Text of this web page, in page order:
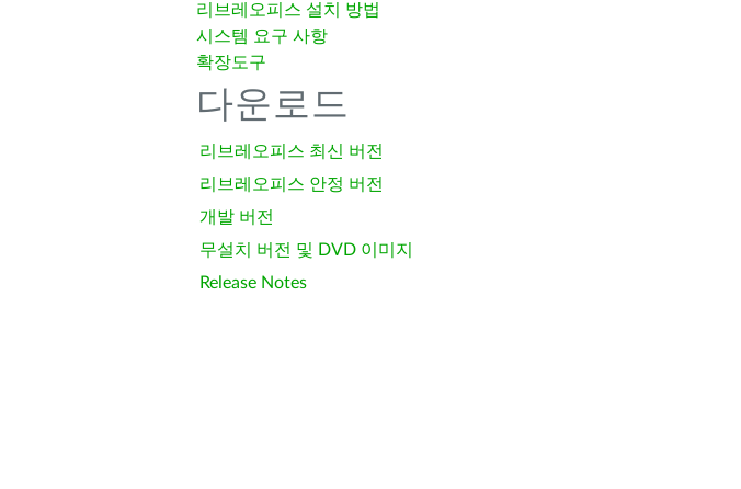
리브레오피스 설치 방법
시스템 요구 사항
확장도구
다운로드
리브레오피스 최신 버전
리브레오피스 안정 버전
개발 버전
무설치 버전 및 DVD 이미지
Release Notes